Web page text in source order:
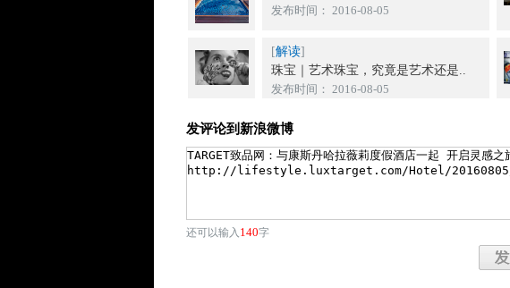
发布时间： 2016-08-05
[解读]
珠宝｜艺术珠宝，究竟是艺术还是..
发布时间： 2016-08-05
发评论到新浪微博
还可以输入 140字